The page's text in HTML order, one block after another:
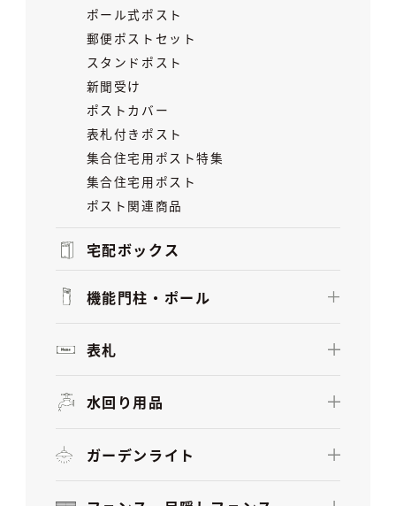
ポール式ポスト
郵便ポストセット
スタンドポスト
新聞受け
ポストカバー
表札付きポスト
集合住宅用ポスト特集
集合住宅用ポスト
ポスト関連商品
宅配ボックス
機能門柱・ポール
表札
水回り用品
ガーデンライト